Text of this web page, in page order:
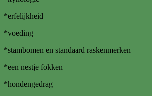
*erfelijkheid
*voeding
*stambomen en standaard raskenmerken
*een nestje fokken
*hondengedrag